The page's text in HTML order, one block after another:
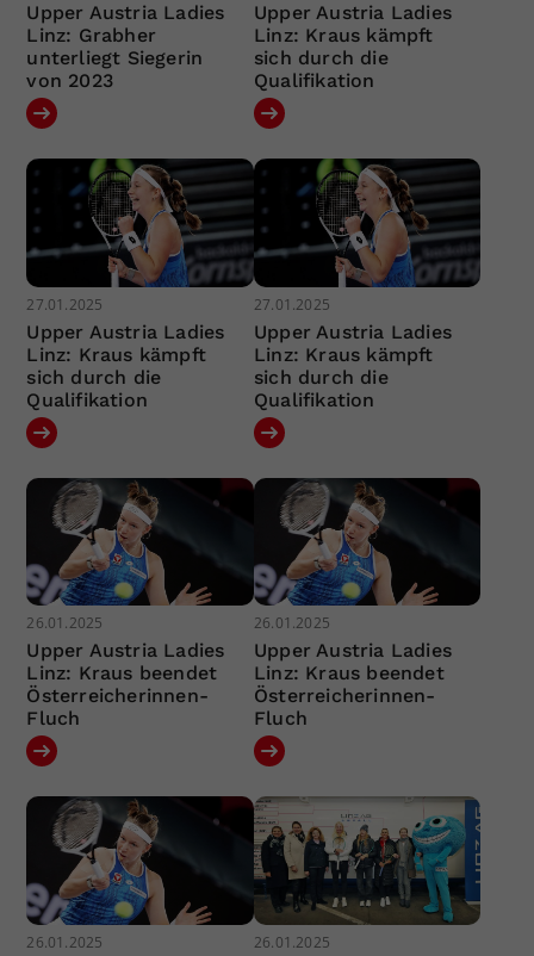
Upper Austria Ladies
Linz: Grabher
unterliegt Siegerin
von 2023
Upper Austria Ladies
Linz: Kraus kämpft
sich durch die
Qualifikation
27.01.2025
Upper Austria Ladies
Linz: Kraus kämpft
sich durch die
Qualifikation
27.01.2025
Upper Austria Ladies
Linz: Kraus kämpft
sich durch die
Qualifikation
26.01.2025
Upper Austria Ladies
Linz: Kraus beendet
Österreicherinnen-
Fluch
26.01.2025
Upper Austria Ladies
Linz: Kraus beendet
Österreicherinnen-
Fluch
26.01.2025 26.01.2025